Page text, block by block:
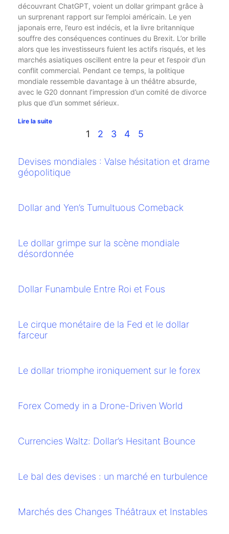
découvrant ChatGPT, voient un dollar grimpant grâce à
un surprenant rapport sur l’emploi américain. Le yen
japonais erre, l’euro est indécis, et la livre britannique
souffre des conséquences continues du Brexit. L’or brille
alors que les investisseurs fuient les actifs risqués, et les
marchés asiatiques oscillent entre la peur et l’espoir d’un
conflit commercial. Pendant ce temps, la politique
mondiale ressemble davantage à un théâtre absurde,
avec le G20 donnant l’impression d’un comité de divorce
plus que d’un sommet sérieux.
Lire la suite
1 2 3 4 5
Devises mondiales : Valse hésitation et drame
géopolitique
Dollar and Yen’s Tumultuous Comeback
Le dollar grimpe sur la scène mondiale
désordonnée
Dollar Funambule Entre Roi et Fous
Le cirque monétaire de la Fed et le dollar
farceur
Le dollar triomphe ironiquement sur le forex
Forex Comedy in a Drone-Driven World
Currencies Waltz: Dollar’s Hesitant Bounce
Le bal des devises : un marché en turbulence
Marchés des Changes Théâtraux et Instables